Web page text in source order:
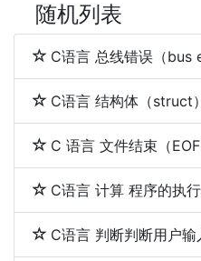
随机列表
C语言 总线错误（bus error
C语言 结构体（struct
C 语言 文件结束（EOF
C语言 计算 程序的执
C语言 判断判断用户